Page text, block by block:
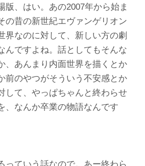
版、はい。あの2007年から始ま
の昔の新世紀エヴァンゲリオン
界なのに対して、新しい方の劇
んですよね。話としてもそんな
、あんまり内面世界を描くとか
前のやつがそういう不安感とか
して、やっぱちゃんと終わらせ
、なんか卒業の物語なんです
っていう話なので。あー終わら